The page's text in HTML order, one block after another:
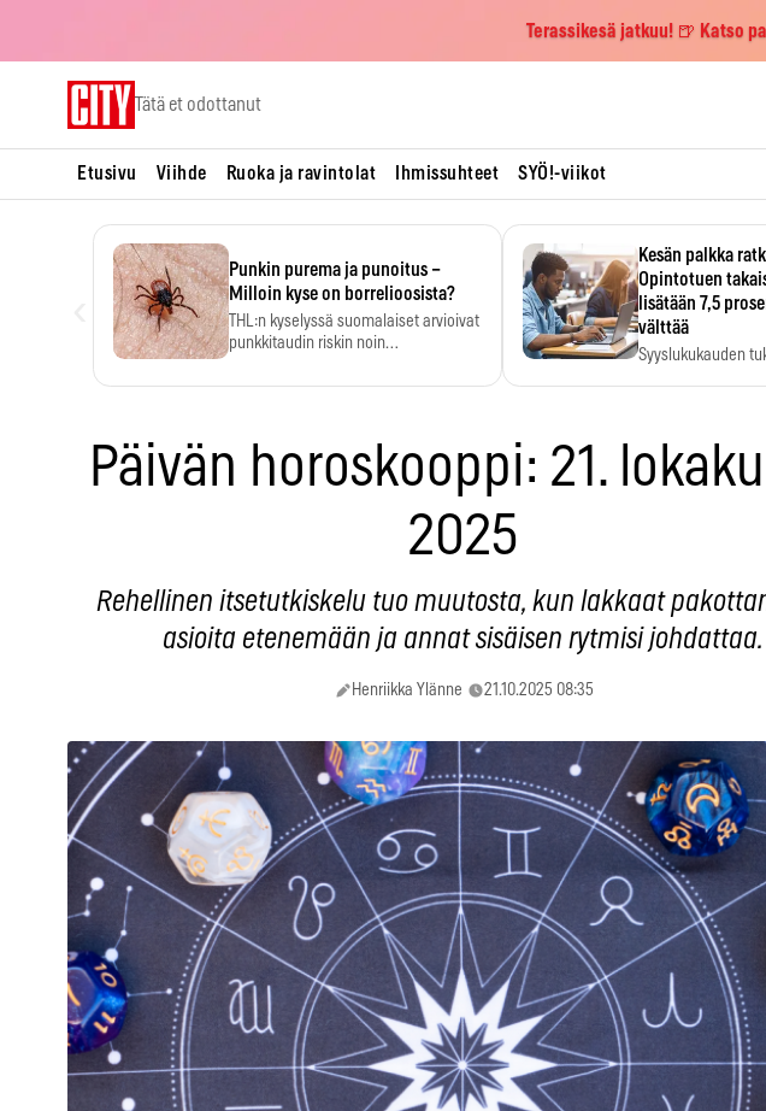
Terassikesä jatkuu! 🍺 Katso
Tätä et odottanut
Etusivu Viihde Ruoka ja ravintolat Ihmissuhteet SYÖ!-viikot
Punkin purema ja punoitus –
Milloin kyse on borrelioosista?
THL:n kyselyssä suomalaiset arvioivat
punkkitaudin riskin noin
Kesän palkka
Opintotuen
lisätään 7,5
välttää
Syyslukukauden
Päivän horoskooppi: 21.
2025
Rehellinen itsetutkiskelu tuo muutosta, kun lakkaat
asioita etenemään ja annat sisäisen rytmisi johdattaa.
Henriikka Ylänne 21.10.2025 08:35